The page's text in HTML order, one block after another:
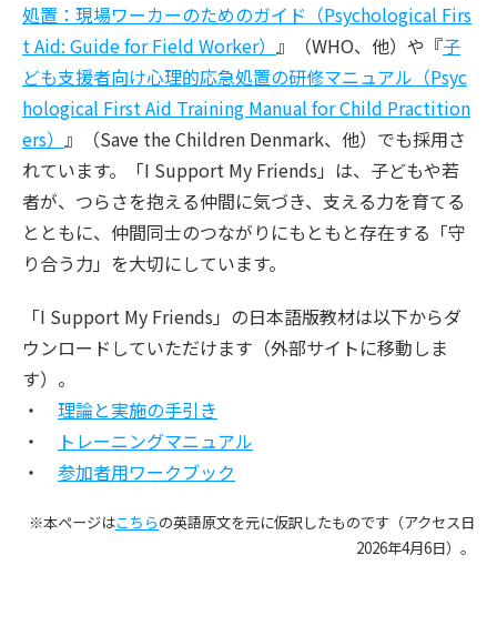
処置：現場ワーカーのためのガイド（Psychological Firs
t Aid: Guide for Field Worker） 』（WHO、他）や『子
ども支援者向け心理的応急処置の研修マニュアル（Psyc
hological First Aid Training Manual for Child Practition
ers） 』（Save the Children Denmark、他）でも採用さ
れています。「I Support My Friends」は、子どもや若
者が、つらさを抱える仲間に気づき、支える力を育てる
とともに、仲間同士のつながりにもともと存在する「守
り合う力」を大切にしています。
「I Support My Friends」の日本語版教材は以下からダ
ウンロードしていただけます（外部サイトに移動しま
す）。
・ 理論と実施の手引き
・
トレーニングマニュアル
・ 参加者用ワークブック
※本ページはこちらの英語原文を元に仮訳したものです（アクセス日
2026年4月6日）。